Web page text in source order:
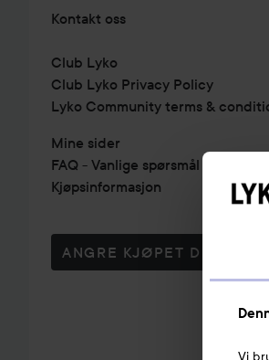
Vi
Kontakt oss
Club Lyko
Club Lyko Privacy Policy
Lyko Community terms &
Mine sider
FAQ - Vanlige spørsmål & svar
Kjøpsinformasjon
ANGRE KJØPET DITT